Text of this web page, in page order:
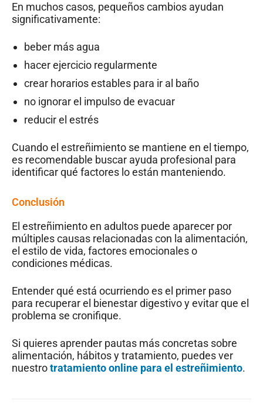
En muchos casos, pequeños cambios ayudan
significativamente:
beber más agua
hacer ejercicio regularmente
crear horarios estables para ir al baño
no ignorar el impulso de evacuar
reducir el estrés
Cuando el estreñimiento se mantiene en el tiempo,
es recomendable buscar ayuda profesional para
identificar qué factores lo están manteniendo.
Conclusión
El estreñimiento en adultos puede aparecer por
múltiples causas relacionadas con la alimentación,
el estilo de vida, factores emocionales o
condiciones médicas.
Entender qué está ocurriendo es el primer paso
para recuperar el bienestar digestivo y evitar que el
problema se cronifique.
Si quieres aprender pautas más concretas sobre
alimentación, hábitos y tratamiento, puedes ver
nuestrotratamiento online para el estreñimiento.